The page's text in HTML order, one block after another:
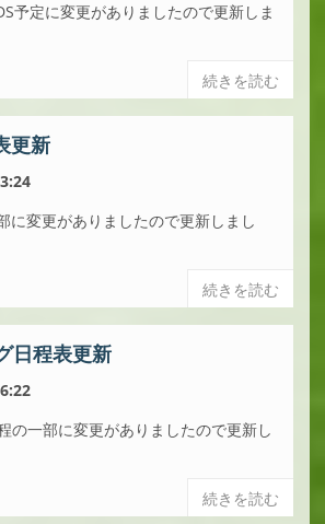
予定に変更がありましたので更新しま
続きを読む
更新
に変更がありましたので更新しまし
続きを読む
日程表更新
の一部に変更がありましたので更新し
続きを読む